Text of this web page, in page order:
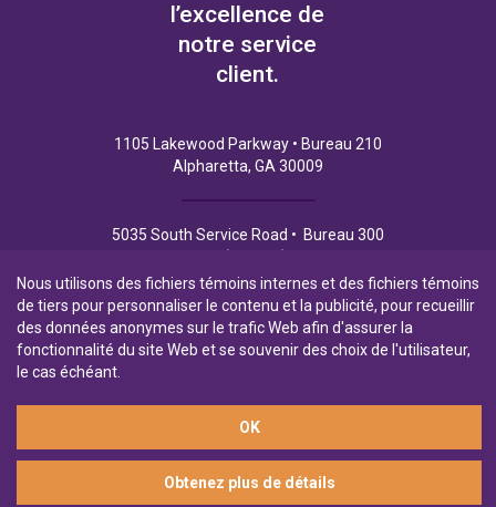
l’excellence de
notre service
client.
1105 Lakewood Parkway • Bureau 210
Alpharetta, GA 30009
5035 South Service Road • Bureau 300
Politique de Confidentialité Conditions d’utilisation
Filiale en propriété exclusive de la Banque Laurentienne
© 2026 Financement commercial Northpoint
Nous utilisons des fichiers témoins internes et des fichiers témoins
de tiers pour personnaliser le contenu et la publicité, pour recueillir
des données anonymes sur le trafic Web afin d'assurer la
fonctionnalité du site Web et se souvenir des choix de l'utilisateur,
le cas échéant.
OK
Obtenez plus de détails